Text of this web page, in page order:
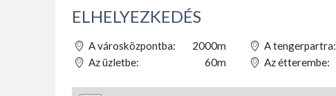
ELHELYEZKEDÉS
A városközpontba: 2000m A tengerpartra:
Az üzletbe:
60m Az étterembe: